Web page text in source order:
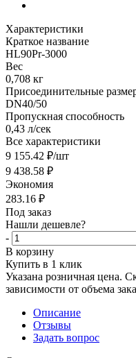
Характеристики
Краткое название
HL90Pr-3000
Вес
0,708 кг
Присоединительные
DN40/50
Пропускная способность
0,43 л/сек
Все характеристики
9 155.42 ₽/шт
9 438.58 ₽
Экономия
283.16 ₽
Под заказ
Нашли дешевле?
-
В корзину
Купить в 1 клик
Указана розничная цена.
зависимости от объема
Описание
Отзывы
Задать вопрос